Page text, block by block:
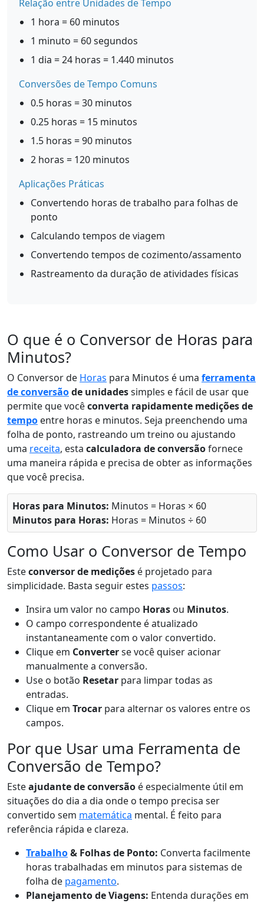
Relação entre Unidades de Tempo
1 hora = 60 minutos
1 minuto = 60 segundos
1 dia = 24 horas = 1.440 minutos
Conversões de Tempo Comuns
0.5 horas = 30 minutos
0.25 horas = 15 minutos
1.5 horas = 90 minutos
2 horas = 120 minutos
Aplicações Práticas
Convertendo horas de trabalho para folhas de
ponto
Calculando tempos de viagem
Convertendo tempos de cozimento/assamento
Rastreamento da duração de atividades físicas
O que é o Conversor de Horas para
Minutos?
O Conversor de Horas para Minutos é uma ferramenta
de conversãode unidadessimples e fácil de usar que
permite que vocêconverta rapidamente medições de
tempo entre horas e minutos. Seja preenchendo uma
folha de ponto, rastreando um treino ou ajustando
uma receita, esta calculadora de conversãofornece
uma maneira rápida e precisa de obter as informações
que você precisa.
Horas para Minutos: Minutos = Horas × 60
Minutos para Horas: Horas = Minutos ÷ 60
Como Usar o Conversor de Tempo
Esteconversor de medições é projetado para
simplicidade. Basta seguir estes passos:
Insira um valor no campo Horas ou Minutos.
O campo correspondente é atualizado
instantaneamente com o valor convertido.
Clique em Converterse você quiser acionar
manualmente a conversão.
Use o botão Resetar para limpar todas as
entradas.
Clique em Trocar para alternar os valores entre os
campos.
Por que Usar uma Ferramenta de
Conversão de Tempo?
Esteajudante de conversão é especialmente útil em
situações do dia a dia onde o tempo precisa ser
convertido sem matemática mental. É feito para
referência rápida e clareza.
Trabalho& Folhas de Ponto: Converta facilmente
horas trabalhadas em minutos para sistemas de
folha de pagamento.
Planejamento de Viagens: Entenda durações em